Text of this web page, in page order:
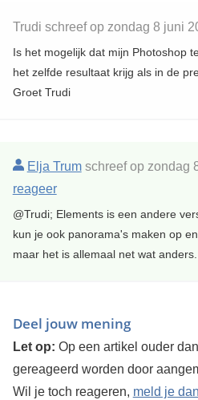
Trudi schreef op zondag 8 juni
Is het mogelijk dat mijn Photoshop
het zelfde resultaat krijg als in de
Groet Trudi
Elja Trumschreef op zondag
reageer
@Trudi; Elements is een andere
kun je ook panorama's maken op
maar het is allemaal net wat anders.
Deel jouw mening
Let op: Op een artikel ouder
gereageerd worden door
Wil je toch reageren, meld je